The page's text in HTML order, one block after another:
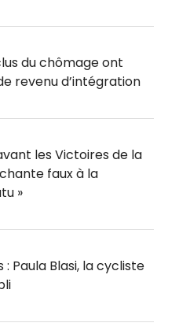
du chômage ont
revenu d’intégration
les Victoires de la
faux à la
»
Paula Blasi, la cycliste